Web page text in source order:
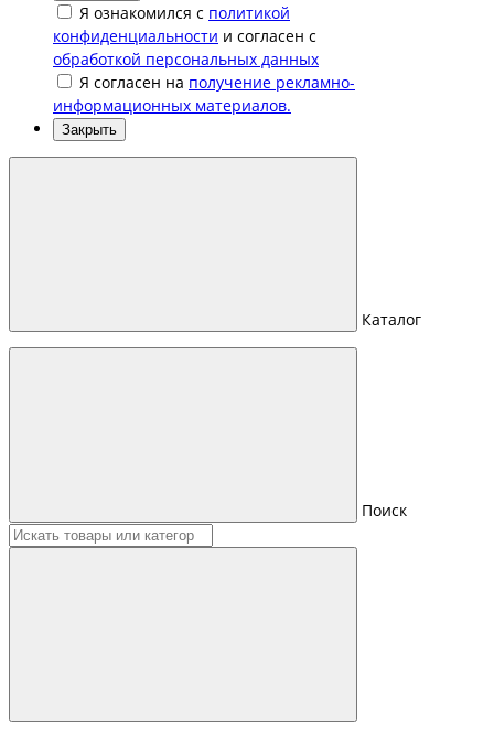
Я ознакомился с политикой
конфиденциальности и согласен с
обработкой персональных данных
Я согласен на получение рекламно-
информационных материалов.
Закрыть
Каталог
Поиск